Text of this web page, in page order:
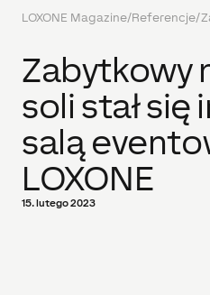
LOXONE Magazine/Referencje/
Zabytkowy
soli stał
salą
LOXONE
15. lutego 2023